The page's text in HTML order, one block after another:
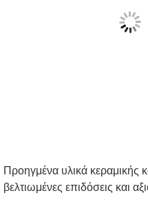
Προηγμένα υλικά κεραμικής
βελτιωμένες επιδόσεις και